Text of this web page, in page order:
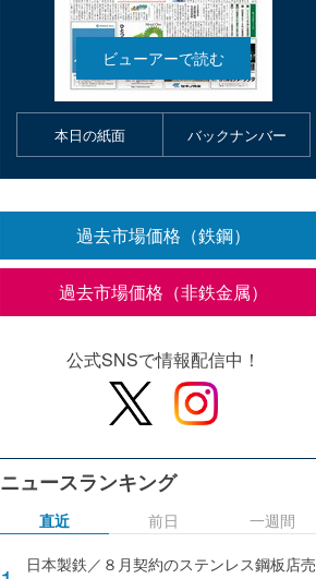
本日の紙面 バックナンバー
過去市場価格（鉄鋼）
過去市場価格（非鉄金属）
公式SNSで情報配信中！
ニュースランキング
直近
日本製鉄／８月契約のステンレス鋼板店売
前日 一週間